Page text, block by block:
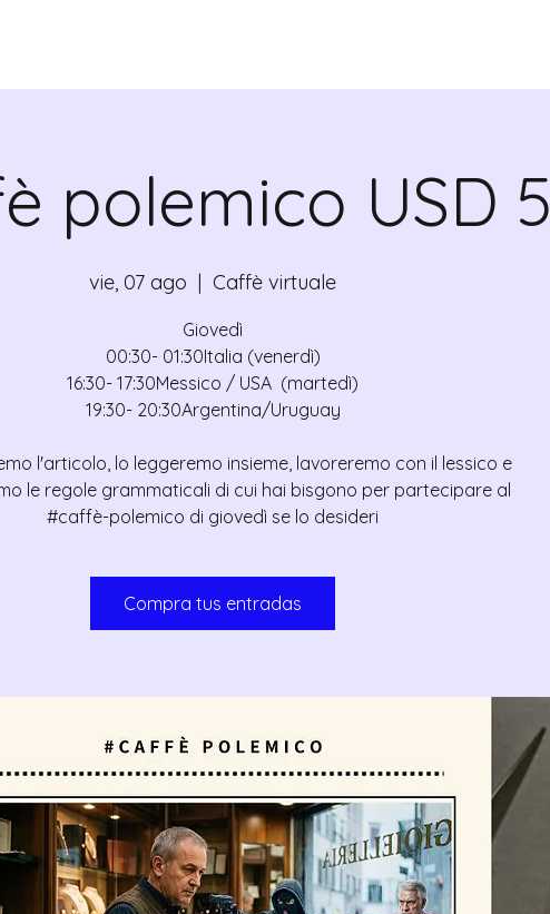
polemico USD 5
vie, 07 ago
  |
Caffè virtuale
Giovedì
00:30- 01:30Italia (venerdì)
16:30- 17:30Messico / USA (martedì)
19:30- 20:30Argentina/Uruguay
l'articolo, lo leggeremo insieme, lavoreremo con il lessico e
le regole grammaticali di cui hai bisgono per partecipare al
#caffè-polemico di giovedì se lo desideri
Compra tus entradas